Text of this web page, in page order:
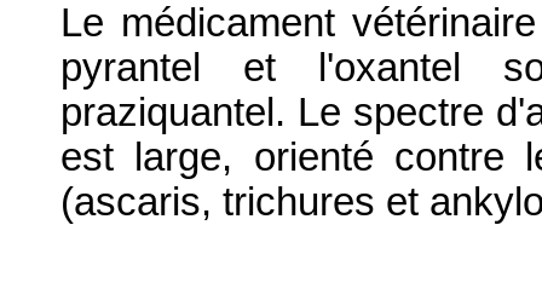
Le médicament
pyrantel et l'oxantel
praziquantel. Le spectre
est large, orienté contre
(ascaris, trichures et